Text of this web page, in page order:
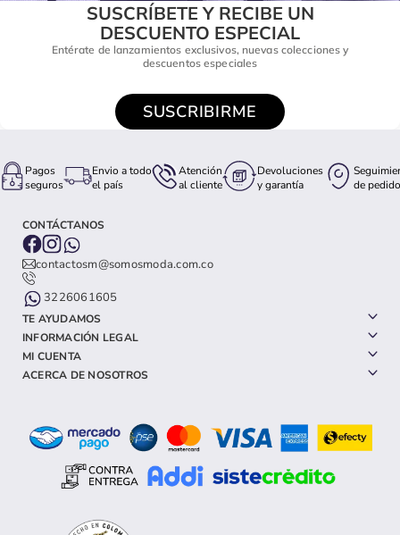
SUSCRÍBETE Y RECIBE UN
DESCUENTO ESPECIAL
Entérate de lanzamientos exclusivos, nuevas colecciones y
descuentos especiales
SUSCRIBIRME
Pagos
seguros
Envio a todo
el país
Atención
al cliente
Devoluciones
y garantía
de pedido
CONTÁCTANOS
contactosm@somosmoda.com.co
3226061605
TE AYUDAMOS
INFORMACIÓN LEGAL
MI CUENTA
ACERCA DE NOSOTROS